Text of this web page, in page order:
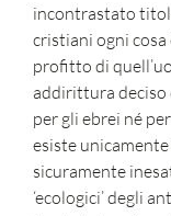
incontrastato
cristiani ogni cosa
profitto di
addirittura deciso
per gli ebrei né
esiste
sicuramente
‘ecologici’ degli